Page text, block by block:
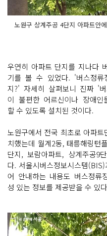
노원구 상계주공 4단지 아파트안
우연히 아파트 단지를 지나다
기를 볼 수 있었다. '버스정
지?' 자세히 살펴보니 진짜 '
이 불편한 어르신이나 장애
할 수 있도록 설치된 것이다.
노원구에서 전국 최초로 아파
치했는데 월계2동, 태릉해링턴
단지, 보람아파트, 상계주공9
다. 서울시버스정보시스템
어 안내하는 내용도 버스정류
성 있는 정보를 제공받을 수 있